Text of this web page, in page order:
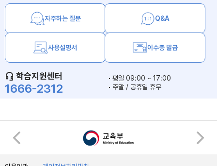
자주하는 질문 Q&A
사용설명서 이수증 발급
학습지원센터
1666-2312
평일 09:00 ~ 17:00
주말 / 공휴일 휴무